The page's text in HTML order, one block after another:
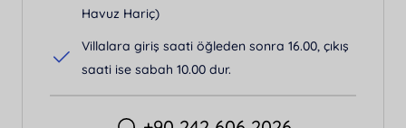
Havuz Hariç)
Villalara giriş saati öğleden sonra 16.00, çıkış
saati ise sabah 10.00 dur.